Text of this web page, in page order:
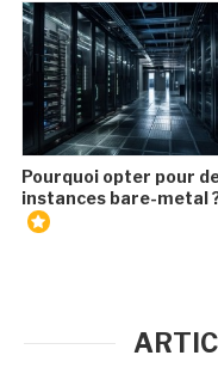
Pourquoi opter pour
instances bare-metal